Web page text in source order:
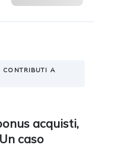
CONTRIBUTI A
acquisti,
caso